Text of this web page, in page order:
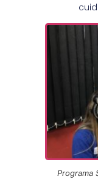
Programa